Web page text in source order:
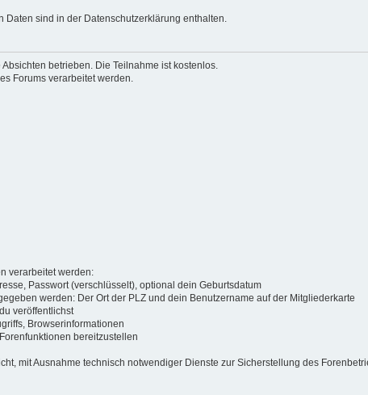
Daten sind in der Datenschutzerklärung enthalten.
betrieben. Die Teilnahme ist kostenlos.
Forums verarbeitet werden.
verarbeitet werden:
Passwort (verschlüsselt), optional dein Geburtsdatum
werden: Der Ort der PLZ und dein Benutzername auf der Mitgliederkarte
veröffentlichst
Browserinformationen
bereitzustellen
mit Ausnahme technisch notwendiger Dienste zur Sicherstellung des